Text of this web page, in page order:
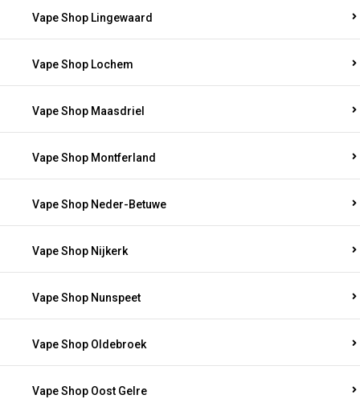
Vape Shop Lingewaard
Vape Shop Lochem
Vape Shop Maasdriel
Vape Shop Montferland
Vape Shop Neder-Betuwe
Vape Shop Nijkerk
Vape Shop Nunspeet
Vape Shop Oldebroek
Vape Shop Oost Gelre